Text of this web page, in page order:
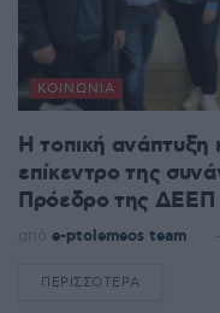
ΚΟΙΝΩΝΊΑ
Η τοπική ανάπτυξη
επίκεντρο της
Πρόεδρο της ΔΕΕΠ
από e-ptolemeos team
ΠΕΡΙΣΣΌΤΕΡΑ